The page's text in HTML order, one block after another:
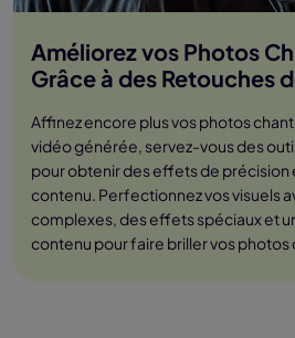
Améliorez vos Photos
Grâce à des Retouches
Affinez encore plus vos photos
vidéo générée, servez-vous des
pour obtenir des effets de précision
contenu. Perfectionnez vos visuels
complexes, des effets spéciaux et
contenu pour faire briller vos photos